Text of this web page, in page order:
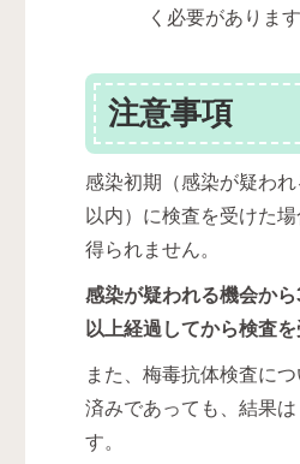
く必要があります
注意事項
感染初期（感染が疑わ
以内）に検査を受けた
得られません。
感染が疑われる機会から
以上経過してから検査を
また、梅毒抗体検査に
済みであっても、結果
す。